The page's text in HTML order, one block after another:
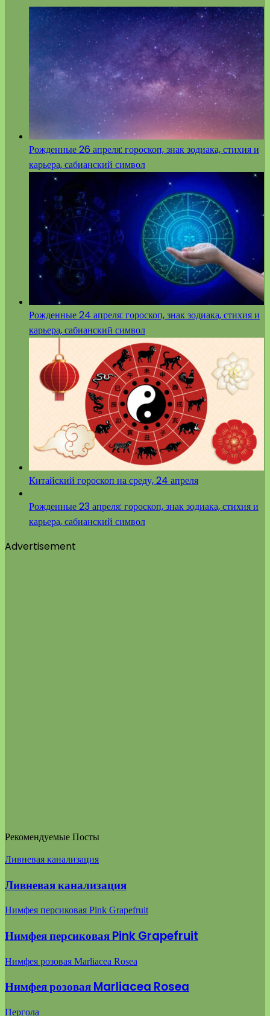
Рожденные 26 апреля: гороскоп, знак зодиака, стихия и
карьера, сабианский символ
Рожденные 24 апреля: гороскоп, знак зодиака, стихия и
карьера, сабианский символ
Китайский гороскоп на среду, 24 апреля
Рожденные 23 апреля: гороскоп, знак зодиака, стихия и
карьера, сабианский символ
Advertisement
Рекомендуемые Посты
Ливневая канализация
Ливневая канализация
Нимфея персиковая Pink Grapefruit
Нимфея персиковая Pink Grapefruit
Нимфея розовая Marliacea Rosea
Нимфея розовая Marliacea Rosea
Пергола